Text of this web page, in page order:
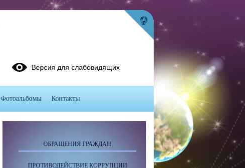
ОБРАЩЕНИЯ ГРАЖДАН
ПРОТИВОДЕЙСТВИЕ КОРРУПЦИИ
Версия для слабовидящих
Фотоальбомы Контакты